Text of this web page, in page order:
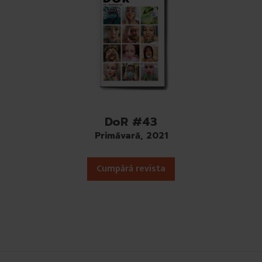
DoR #43
Primăvară, 2021
Cumpără revista